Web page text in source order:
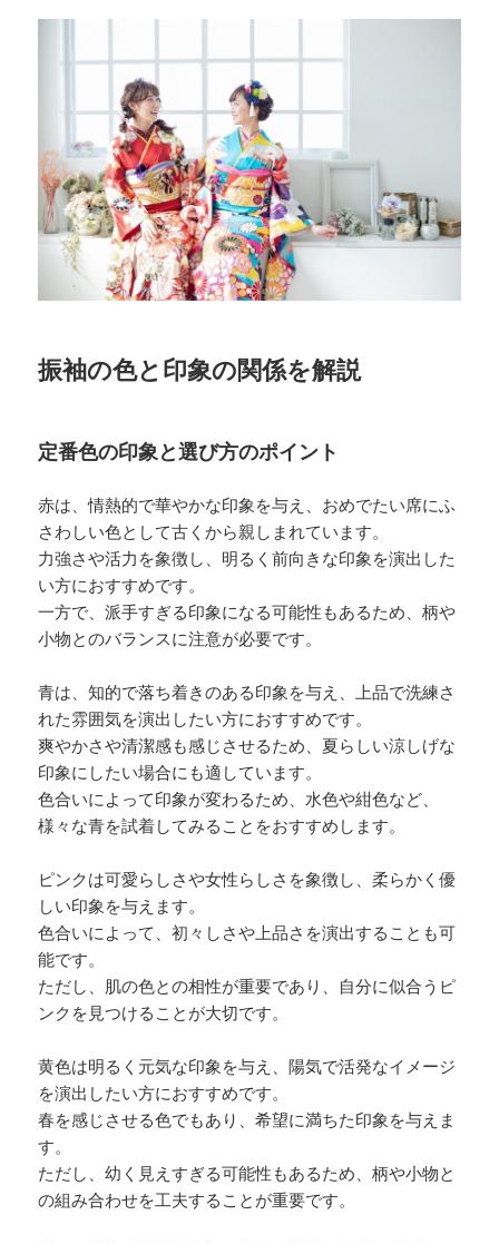
振袖の色と印象の関係を解説
定番色の印象と選び方のポイント
赤は、情熱的で華やかな印象を与え、おめでたい席にふ
さわしい色として古くから親しまれています。
力強さや活力を象徴し、明るく前向きな印象を演出した
い方におすすめです。
一方で、派手すぎる印象になる可能性もあるため、柄や
小物とのバランスに注意が必要です。
青は、知的で落ち着きのある印象を与え、上品で洗練さ
れた雰囲気を演出したい方におすすめです。
爽やかさや清潔感も感じさせるため、夏らしい涼しげな
印象にしたい場合にも適しています。
色合いによって印象が変わるため、水色や紺色など、
様々な青を試着してみることをおすすめします。
ピンクは可愛らしさや女性らしさを象徴し、柔らかく優
しい印象を与えます。
色合いによって、初々しさや上品さを演出することも可
能です。
ただし、肌の色との相性が重要であり、自分に似合うピ
ンクを見つけることが大切です。
黄色は明るく元気な印象を与え、陽気で活発なイメージ
を演出したい方におすすめです。
春を感じさせる色でもあり、希望に満ちた印象を与えま
す。
ただし、幼く見えすぎる可能性もあるため、柄や小物と
の組み合わせを工夫することが重要です。